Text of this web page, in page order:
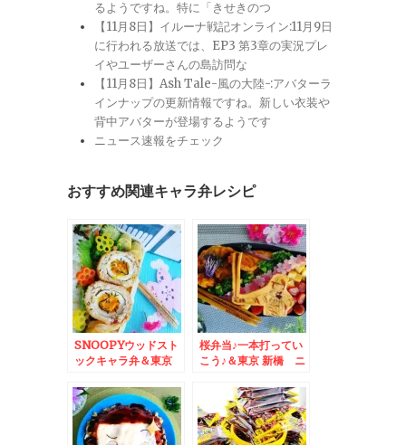
るようですね。特に「きせきのつ
【11月8日】イルーナ戦記オンライン:11月9日
に行われる放送では、EP3 第3章の実況プレ
イやユーザーさんの島訪問な
【11月8日】Ash Tale-風の大陸-:アバターラ
インナップの更新情報ですね。新しい衣装や
背中アバターが登場するようです
ニュース速報をチェック
おすすめ関連キャラ弁レシピ
SNOOPYウッドスト
ックキャラ弁＆東京
さしや」さんで「オム
ライス」「ミニハンバ
ーグ」トッピング(*
´艸`*)
桜弁当♪一本打ってい
こう♪＆東京 新橋 ニ
処 おくとね」さんの
「舞茸天そば」♪つゆ
は北海道の駅そばの味
に一番近いのよ～(*